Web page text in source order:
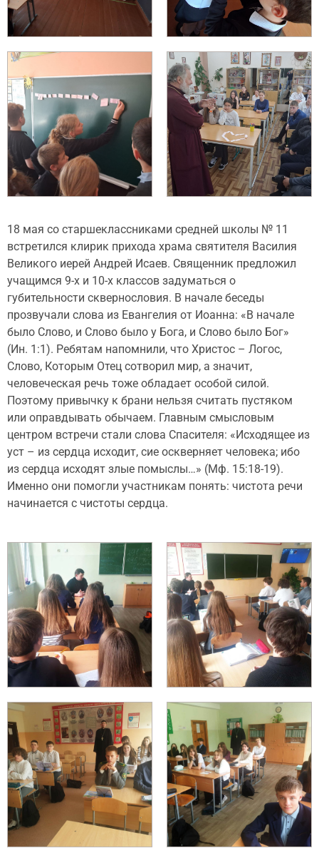
18 мая со старшеклассниками средней школы № 11
встретился клирик прихода храма святителя Василия
Великого иерей Андрей Исаев. Священник предложил
учащимся 9-х и 10-х классов задуматься о
губительности сквернословия. В начале беседы
прозвучали слова из Евангелия от Иоанна: «В начале
было Слово, и Слово было у Бога, и Слово было Бог»
(Ин. 1:1). Ребятам напомнили, что Христос – Логос,
Слово, Которым Отец сотворил мир, а значит,
человеческая речь тоже обладает особой силой.
Поэтому привычку к брани нельзя считать пустяком
или оправдывать обычаем. Главным смысловым
центром встречи стали слова Спасителя: «Исходящее из
уст – из сердца исходит, сие оскверняет человека; ибо
из сердца исходят злые помыслы…» (Мф. 15:18-19).
Именно они помогли участникам понять: чистота речи
начинается с чистоты сердца.